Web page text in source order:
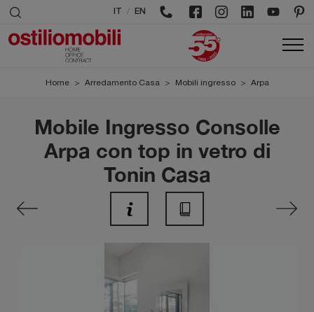
/ EN
Home > Arredamento Casa > Mobili ingresso > Arpa
Mobile Ingresso Consolle
Arpa con top in vetro di
Tonin Casa